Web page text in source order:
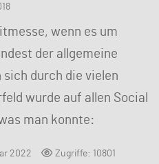
wenn es um
der allgemeine
sich durch die vielen
wurde auf allen Social
man konnte:
2022 Zugriffe: 10801